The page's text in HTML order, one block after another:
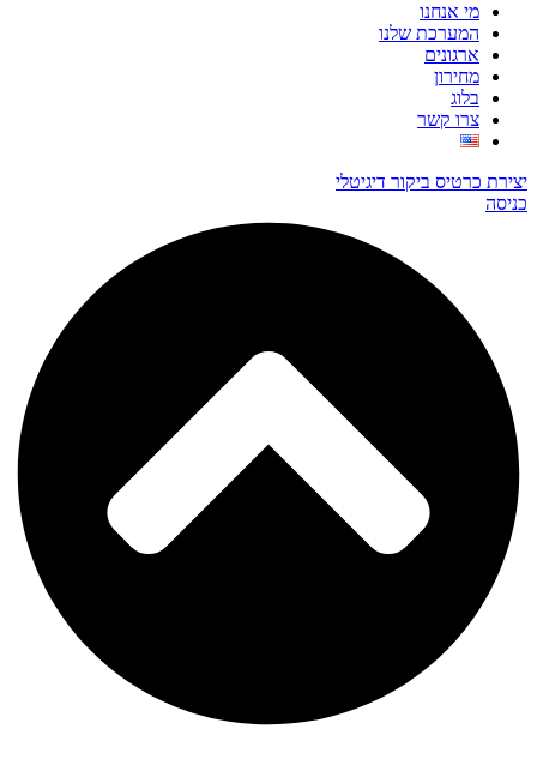
מי אנחנו
המערכת שלנו
ארגונים
מחירון
בלוג
צרו קשר
יצירת כרטיס ביקור דיגיטלי
כניסה